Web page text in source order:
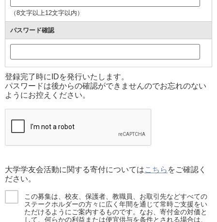
（8文字以上12文字以内）
パスワード確認
登録完了時にIDを発行いたします。
パスワードは後からの確認ができませんのでお忘れのない
ようにお控えください。
大学学友会活動に関する寄付についてはこちら をご確認く
ださい。
この募集は、校友、保護者、教職員、お取引先などすべての
ステークホルダーの方々に広く年間を通じて常時ご支援をい
ただけるようにご案内するものです。なお、寄付金の対価と
して、何らかの利益または便宜供与を条件とされる場合は、